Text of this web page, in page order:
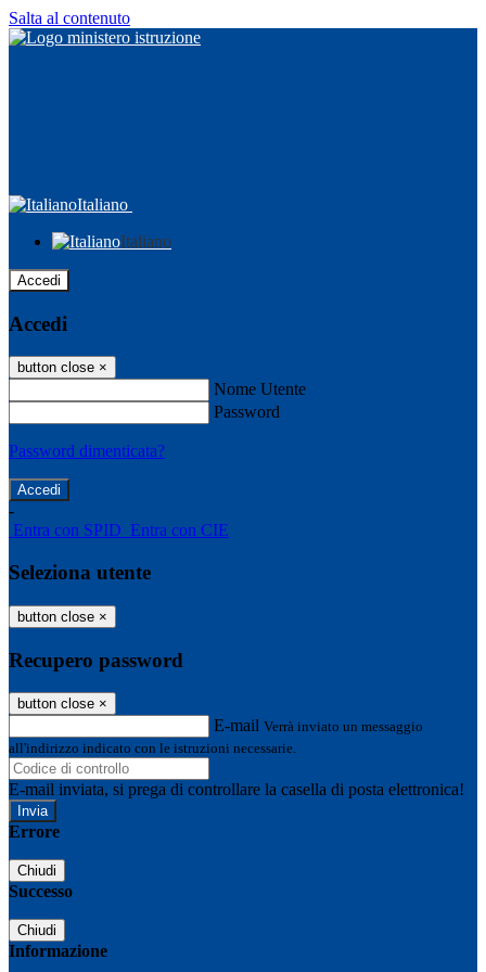
Salta al contenuto
Italiano
Italiano
Accedi
Accedi
button close ×
Nome Utente
Password
Password dimenticata?
-
Entra con SPID Entra con CIE
Seleziona utente
button close ×
Recupero password
button close ×
E-mail Verrà inviato un messaggio
all'indirizzo indicato con le istruzioni necessarie.
E-mail inviata, si prega di controllare la casella di posta elettronica!
Errore
Chiudi
Successo
Chiudi
Informazione